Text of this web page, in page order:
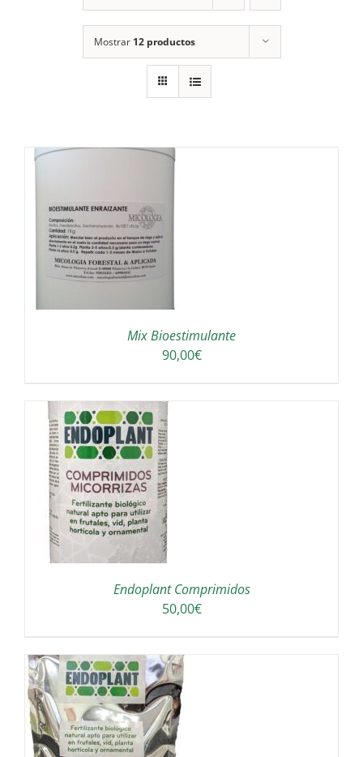
Mostrar 12 productos
Mix Bioestimulante
90,00€
Endoplant Comprimidos
50,00€